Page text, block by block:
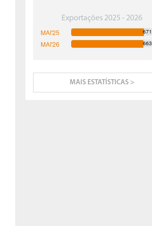
Exportações 2025 - 2026
671
663
MAIS ESTATÍSTICAS >